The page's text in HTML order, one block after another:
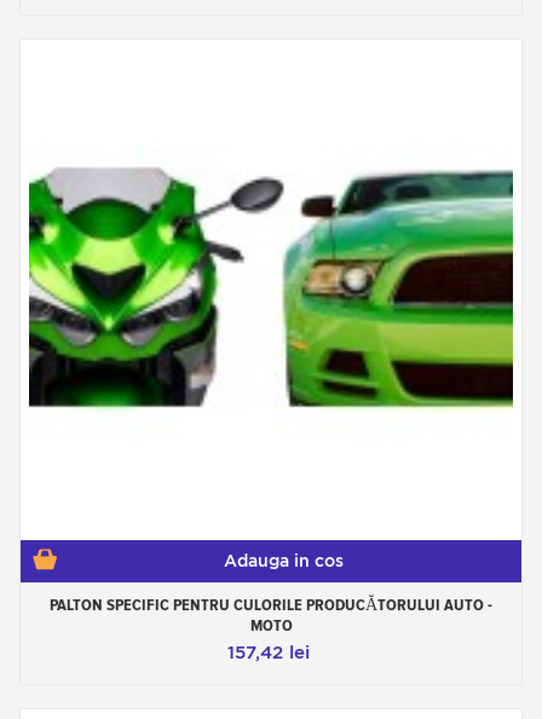
Adauga in cos
PALTON SPECIFIC PENTRU CULORILE PRODUCĂTORULUI AUTO -
MOTO
157,42 lei